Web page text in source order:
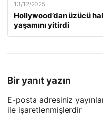
13/12/2025
Hollywood’dan üzücü
yaşamını yitirdi
Bir yanıt yazın
E-posta adresiniz
ile işaretlenmişlerdir